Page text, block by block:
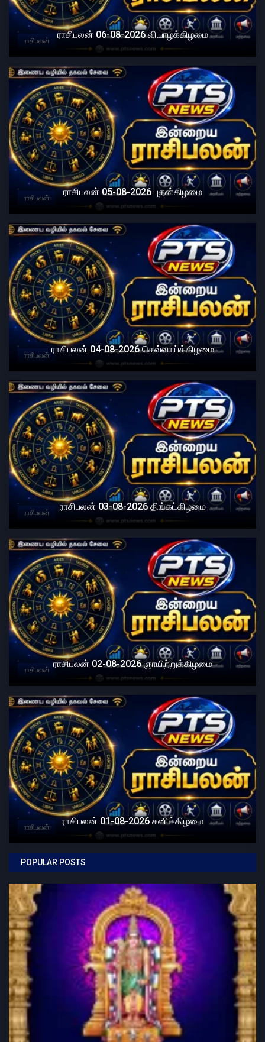
ராசிபலன்
ராசிபலன் 06-08-2026 வியாழக்கிழமை
ராசிபலன்
ராசிபலன் 05-08-2026 புதன்கிழமை
ராசிபலன்
ராசிபலன் 04-08-2026 செவ்வாய்க்கிழமை
ராசிபலன்
ராசிபலன் 03-08-2026 திங்கட்கிழமை
ராசிபலன்
ராசிபலன் 02-08-2026 ஞாயிற்றுக்கிழமை
ராசிபலன்
ராசிபலன் 01-08-2026 சனிக்கிழமை
POPULAR POSTS